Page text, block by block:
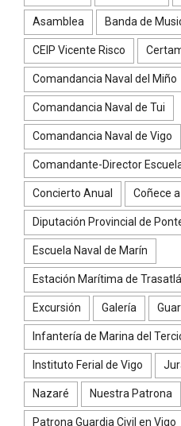
Asamblea Banda de
CEIP Vicente Risco
Comandancia Naval del Miño
Comandancia Naval de Tui
Comandancia Naval de Vigo
Comandante-Director
Concierto Anual Coñece
Diputación Provincial de
Escuela Naval de Marín
Estación Marítima de
Excursión Galería
Infantería de Marina del
Instituto Ferial de Vigo
Nazaré Nuestra Patrona
Patrona Guardia Civil en Vigo